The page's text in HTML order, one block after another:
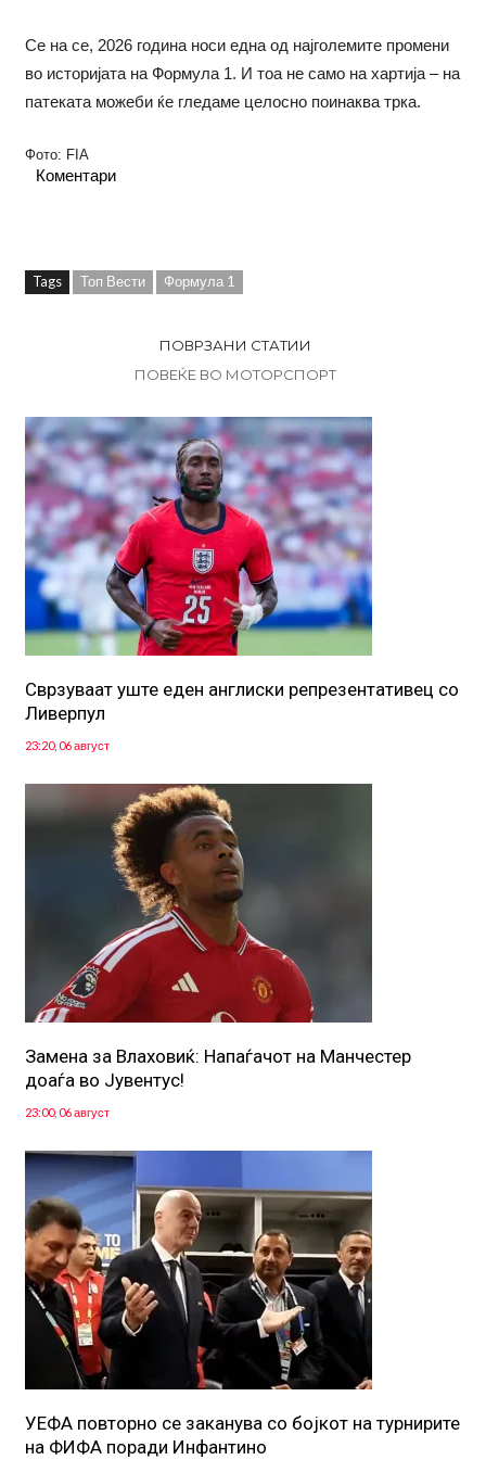
Се на се, 2026 година носи една од најголемите промени
во историјата на Формула 1. И тоа не само на хартија – на
патеката можеби ќе гледаме целосно поинаква трка.
Фото: FIA
Коментари
Tags Топ Вести Формула 1
ПОВРЗАНИ СТАТИИ
ПОВЕЌЕ ВО МОТОРСПОРТ
Сврзуваат уште еден англиски репрезентативец со
Ливерпул
23:20, 06 август
Замена за Влаховиќ: Напаѓачот на Манчестер
доаѓа во Јувентус!
23:00, 06 август
УЕФА повторно се заканува со бојкот на турнирите
на ФИФА поради Инфантино